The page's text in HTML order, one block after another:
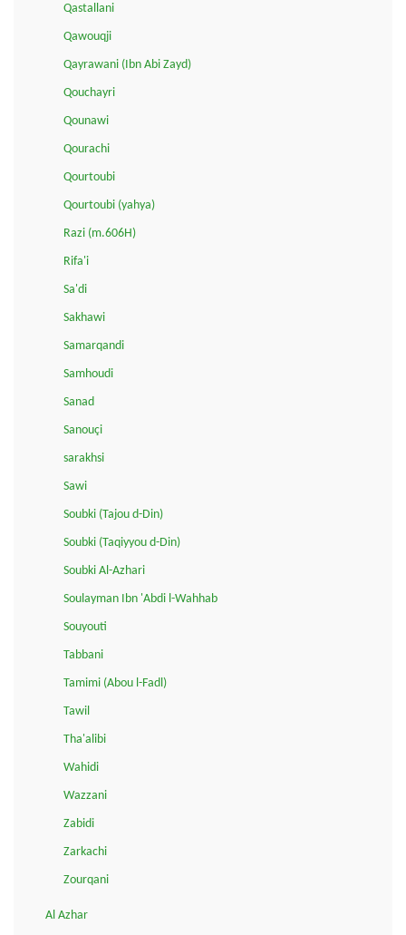
Qastallani
Qawouqji
Qayrawani (Ibn Abi Zayd)
Qouchayri
Qounawi
Qourachi
Qourtoubi
Qourtoubi (yahya)
Razi (m.606H)
Rifa'i
Sa'di
Sakhawi
Samarqandi
Samhoudi
Sanad
Sanouçi
sarakhsi
Sawi
Soubki (Tajou d-Din)
Soubki (Taqiyyou d-Din)
Soubki Al-Azhari
Soulayman Ibn 'Abdi l-Wahhab
Souyouti
Tabbani
Tamimi (Abou l-Fadl)
Tawil
Tha'alibi
Wahidi
Wazzani
Zabidi
Zarkachi
Zourqani
Al Azhar